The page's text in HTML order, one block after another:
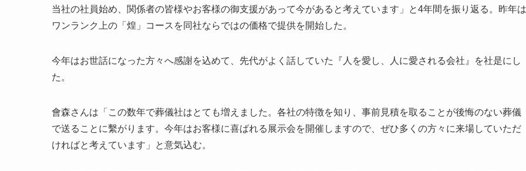
当社の社員始め、関係者の皆様やお客様の御支援があって今があると考えています」と4年間を振り返る。昨年は
ワンランク上の「煌」コースを同社ならではの価格で提供を開始した。
今年はお世話になった方々へ感謝を込めて、先代がよく話していた『人を愛し、人に愛される会社』を社是にし
た。
會森さんは「この数年で葬儀社はとても増えました。各社の特徴を知り、事前見積を取ることが後悔のない葬儀
で送ることに繫がります。今年はお客様に喜ばれる展示会を開催しますので、ぜひ多くの方々に来場していただ
ければと考えています」と意気込む。